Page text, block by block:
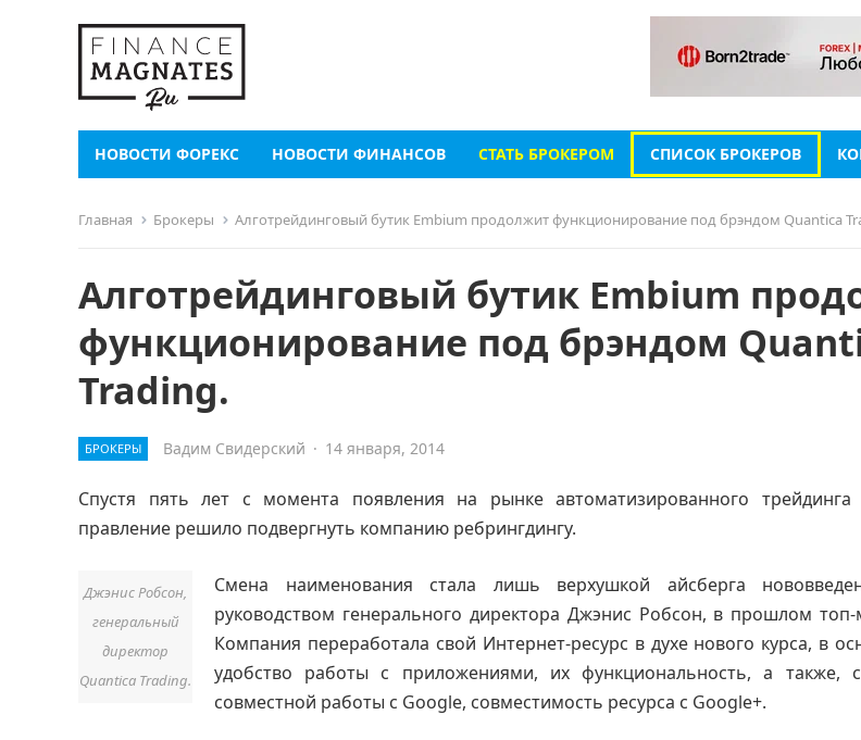
НОВОСТИ ФОРЕКС НОВОСТИ ФИНАНСОВ СТАТЬ БРОКЕРОМ СПИСОК БРОКЕРОВ
Главная Брокеры Алготрейдинговый бутик Embium продолжит функционирование под брэндом Quantica
Алготрейдинговый бутик Embium
функционирование под брэндом
Trading.
БРОКЕРЫ Вадим Свидерский · 14 января, 2014
Спустя пять лет с момента появления на рынке автоматизированного
правление решило подвергнуть компанию ребрингдингу.
Джэнис Робсон,
генеральный
директор
Quantica Trading.
Смена наименования стала лишь верхушкой айсберга
руководством генерального директора Джэнис Робсон, в прошлом
Компания переработала свой Интернет-ресурс в духе нового курса, в
удобство работы с приложениями, их функциональность, а также,
совместной работы с Google, совместимость ресурса с Google+.